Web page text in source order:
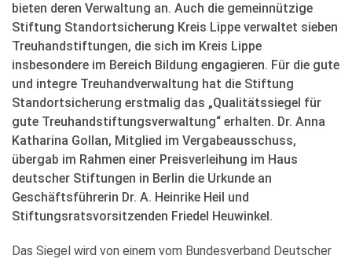
bieten deren Verwaltung an. Auch die gemeinnützige
Stiftung Standortsicherung Kreis Lippe verwaltet sieben
Treuhandstiftungen, die sich im Kreis Lippe
insbesondere im Bereich Bildung engagieren. Für die gute
und integre Treuhandverwaltung hat die Stiftung
Standortsicherung erstmalig das „Qualitätssiegel für
gute Treuhandstiftungsverwaltung“ erhalten. Dr. Anna
Katharina Gollan, Mitglied im Vergabeausschuss,
übergab im Rahmen einer Preisverleihung im Haus
deutscher Stiftungen in Berlin die Urkunde an
Geschäftsführerin Dr. A. Heinrike Heil und
Stiftungsratsvorsitzenden Friedel Heuwinkel.
Das Siegel wird von einem vom Bundesverband Deutscher